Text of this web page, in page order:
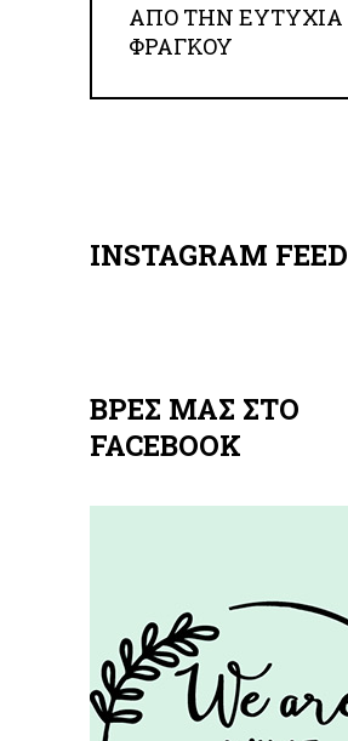
ΑΠΟ ΤΗΝ ΕΥΤΥΧΊΑ
ΦΡΆΓΚΟΥ
INSTAGRAM FEED
ΒΡΕΣ ΜΑΣ ΣΤΟ
FACEBOOK